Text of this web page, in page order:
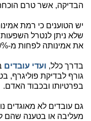
הבדיקה, אשר טרם
שלא ניתן לנטרל
את אמינותה לפחות מ-80%.
בדרך כלל, ועדי עובדים
גורף לבדיקת פוליגרף,
בפרטיותו ובכבוד האדם.
גם עובדים לא מאוגדים
מעליבה או בטענה שהם